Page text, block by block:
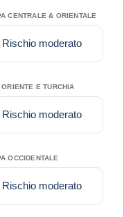
CENTRALE & ORIENTALE
Rischio moderato
E TURCHIA
Rischio moderato
OCCIDENTALE
Rischio moderato